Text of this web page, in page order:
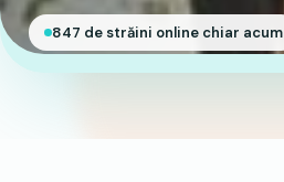
847 de străini online chiar acum